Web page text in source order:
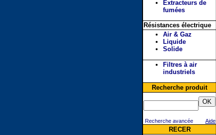
Extracteurs de
fumées
Résistances électrique
Air & Gaz
Liquide
Solide
Filtres à air
industriels
Recherche produit
Recherche avancée Aide
RECER